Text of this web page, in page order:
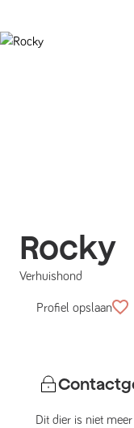
Rocky
Verhuishond
Profiel opslaan
Dit dier is niet